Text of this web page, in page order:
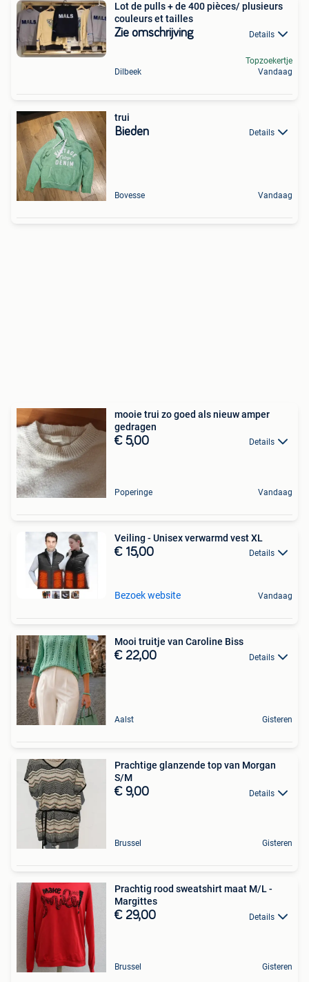
Lot de pulls + de 400 pièces/ plusieurs
couleurs et tailles
Zie omschrijving Details
Dilbeek
Topzoekertje
Vandaag
trui
Bieden Details
Bovesse Vandaag
mooie trui zo goed als nieuw amper
gedragen
€ 5,00 Details
Poperinge Vandaag
Veiling - Unisex verwarmd vest XL
€ 15,00 Details
Bezoek website Vandaag
Mooi truitje van Caroline Biss
€ 22,00 Details
Aalst Gisteren
Prachtige glanzende top van Morgan
S/M
€ 9,00 Details
Brussel Gisteren
Prachtig rood sweatshirt maat M/L -
Margittes
€ 29,00 Details
Brussel Gisteren